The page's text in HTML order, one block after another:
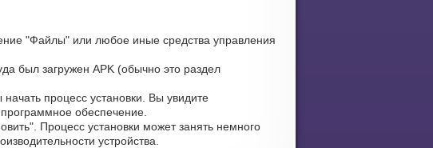
"Файлы" или любое иные средства управления
был загружен APK (обычно это раздел
процесс установки. Вы увидите
обеспечение.
Процесс установки может занять немного
устройства.